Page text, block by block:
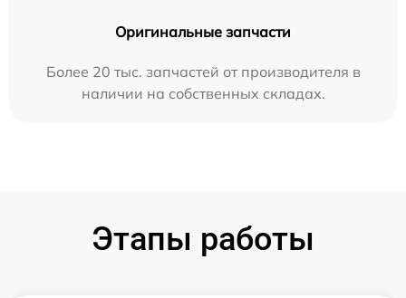
Оригинальные запчасти
Более 20 тыс. запчастей от производителя в
наличии на собственных складах.
Этапы работы